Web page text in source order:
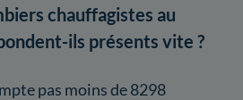
chauffagistes au
ils présents vite ?
pas moins de 8298